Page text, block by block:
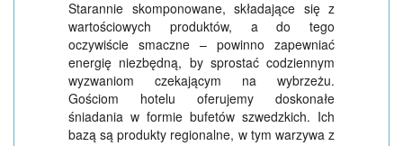
Starannie skomponowane, składające się z
wartościowych produktów, a do tego
oczywiście smaczne – powinno zapewniać
energię niezbędną, by sprostać codziennym
wyzwaniom czekającym na wybrzeżu.
Gościom hotelu oferujemy doskonałe
śniadania w formie bufetów szwedzkich. Ich
bazą są produkty regionalne, w tym warzywa z